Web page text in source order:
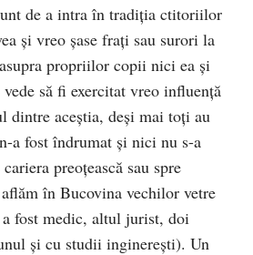
de a intra în tradiţia ctitoriilor
şi vreo şase fraţi sau surori la
propriilor copii nici ea şi
să fi exercitat vreo influenţă
dintre aceştia, deşi mai toţi au
a fost îndrumat şi nici nu s-a
preoţească sau spre
în Bucovina vechilor vetre
fost medic, altul jurist, doi
şi cu studii inginereşti). Un